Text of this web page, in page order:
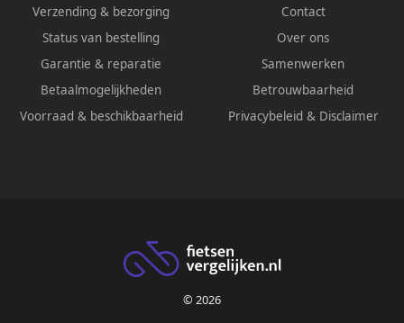
Verzending & bezorging
Status van bestelling
Garantie & reparatie
Betaalmogelijkheden
Voorraad & beschikbaarheid
Contact
Over ons
Samenwerken
Betrouwbaarheid
Privacybeleid & Disclaimer
© 2026